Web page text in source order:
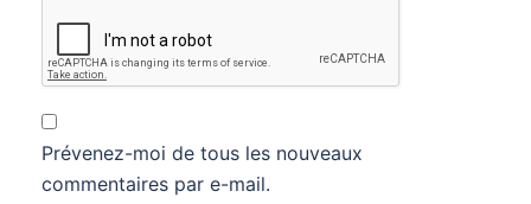
Prévenez-moi de tous les nouveaux
commentaires par e-mail.